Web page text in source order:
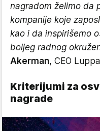
nagradom želimo da
kompanije koje
kao i da inspirišemo
boljeg radnog
Akerman, CEO
Kriterijumi za
nagrade